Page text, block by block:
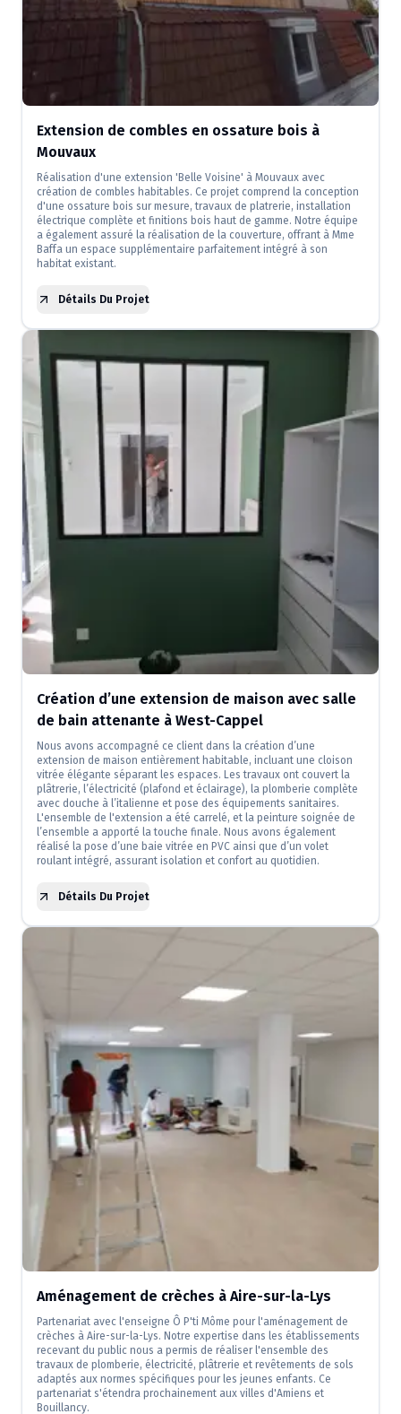
Extension de combles en ossature bois à
Mouvaux
Réalisation d'une extension 'Belle Voisine' à Mouvaux avec
création de combles habitables. Ce projet comprend la conception
d'une ossature bois sur mesure, travaux de platrerie, installation
électrique complète et finitions bois haut de gamme. Notre équipe
a également assuré la réalisation de la couverture, offrant à Mme
Baffa un espace supplémentaire parfaitement intégré à son
habitat existant.
Détails Du Projet
Création d’une extension de maison avec salle
de bain attenante à West-Cappel
Nous avons accompagné ce client dans la création d’une
extension de maison entièrement habitable, incluant une cloison
vitrée élégante séparant les espaces. Les travaux ont couvert la
plâtrerie, l’électricité (plafond et éclairage), la plomberie complète
avec douche à l’italienne et pose des équipements sanitaires.
L'ensemble de l'extension a été carrelé, et la peinture soignée de
l’ensemble a apporté la touche finale. Nous avons également
réalisé la pose d’une baie vitrée en PVC ainsi que d’un volet
roulant intégré, assurant isolation et confort au quotidien.
Détails Du Projet
Aménagement de crèches à Aire-sur-la-Lys
Partenariat avec l'enseigne Ô P'ti Môme pour l'aménagement de
crèches à Aire-sur-la-Lys. Notre expertise dans les établissements
recevant du public nous a permis de réaliser l'ensemble des
travaux de plomberie, électricité, plâtrerie et revêtements de sols
adaptés aux normes spécifiques pour les jeunes enfants. Ce
partenariat s'étendra prochainement aux villes d'Amiens et
Bouillancy.